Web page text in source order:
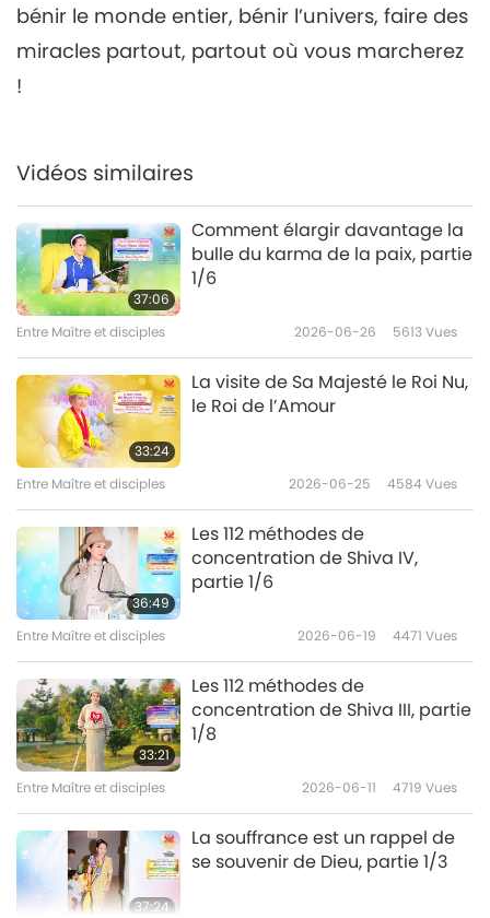
29:33
Entre Maître et disciples 2021-07-16 9679 Vues
bénir le monde entier, bénir l’univers, faire des
miracles partout, partout où vous marcherez
!
Vidéos similaires
37:06
Comment élargir davantage la
bulle du karma de la paix, partie
1/6
Entre Maître et disciples 2026-06-26 5613Vues
33:24
La visite de Sa Majesté le Roi Nu,
le Roi de l’Amour
Entre Maître et disciples 2026-06-25 4584 Vues
36:49
Les 112 méthodes de
concentration de Shiva IV,
partie 1/6
Entre Maître et disciples 2026-06-19 4471 Vues
33:21
Les 112 méthodes de
concentration de Shiva III, partie
1/8
Entre Maître et disciples 2026-06-11 4719 Vues
37:24
La souffrance est un rappel de
se souvenir de Dieu, partie 1/3